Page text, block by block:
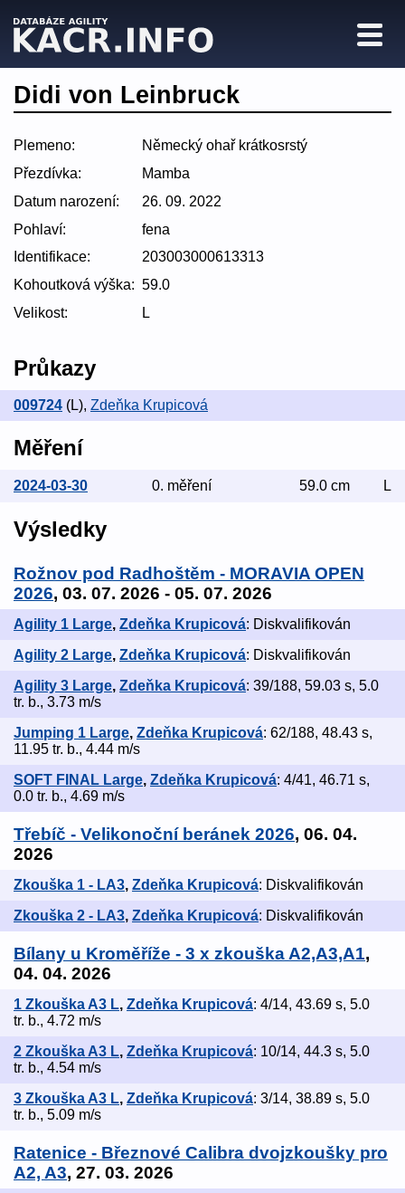
Didi von Leinbruck
Plemeno:
Německý ohař krátkosrstý
Přezdívka:
Mamba
Datum narození:
26. 09. 2022
Pohlaví:
fena
Identifikace:
203003000613313
Kohoutková výška: 59.0
Velikost:
L
Průkazy
009724 (L), Zdeňka Krupicová
Měření
2024-03-30 0. měření 59.0 cm L
Výsledky
Rožnov pod Radhoštěm - MORAVIA OPEN
2026, 03. 07. 2026 - 05. 07. 2026
Agility 1 Large, Zdeňka Krupicová: Diskvalifikován
Agility 2 Large, Zdeňka Krupicová: Diskvalifikován
Agility 3 Large, Zdeňka Krupicová: 39/188, 59.03 s, 5.0
tr. b., 3.73 m/s
Jumping 1 Large, Zdeňka Krupicová: 62/188, 48.43 s,
11.95 tr. b., 4.44 m/s
SOFT FINAL Large, Zdeňka Krupicová: 4/41, 46.71 s,
0.0 tr. b., 4.69 m/s
Třebíč - Velikonoční beránek 2026, 06. 04.
2026
Zkouška 1 - LA3, Zdeňka Krupicová: Diskvalifikován
Zkouška 2 - LA3, Zdeňka Krupicová: Diskvalifikován
Bílany u Kroměříže - 3 x zkouška A2,A3,A1,
04. 04. 2026
1 Zkouška A3 L, Zdeňka Krupicová: 4/14, 43.69 s, 5.0
tr. b., 4.72 m/s
2 Zkouška A3 L, Zdeňka Krupicová: 10/14, 44.3 s, 5.0
tr. b., 4.54 m/s
3 Zkouška A3 L, Zdeňka Krupicová: 3/14, 38.89 s, 5.0
tr. b., 5.09 m/s
Ratenice - Březnové Calibra dvojzkoušky pro
A2, A3, 27. 03. 2026